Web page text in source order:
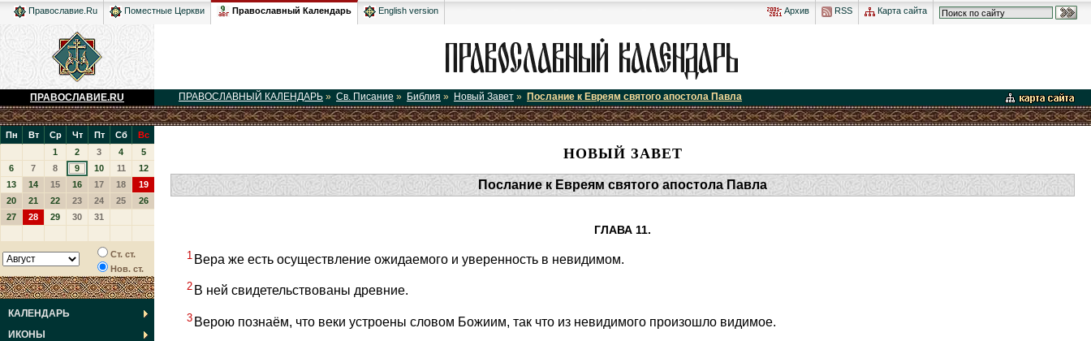
Архив RSS Карта сайта
Православие.Ru Поместные Церкви Православный Календарь English version
ПРАВОСЛАВИЕ.RU ПРАВОСЛАВНЫЙ КАЛЕНДАРЬ » Св. Писание » Библия » Новый Завет » Послание к Евреям святого апостола Павла
Пн Вт Ср Чт Пт Сб
Вс
1
2 3 4
5
6
7 8 9 10 11
12
13
14 15 16 17 18
19
20
21 22 23 24 25
26
27
28 29 30 31
Ст. ст.
Нов. ст.
КАЛЕНДАРЬ
ИКОНЫ
НОВЫЙ ЗАВЕТ
Послание к Евреям святого апостола Павла
ГЛАВА 11.
1 Вера же есть осуществление ожидаемого и уверенность в невидимом.
2 В ней свидетельствованы древние.
3 Верою познаём, что веки устроены словом Божиим, так что из невидимого произошло видимое.